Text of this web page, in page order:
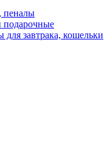
пеналы
подарочные
завтрака, кошельки